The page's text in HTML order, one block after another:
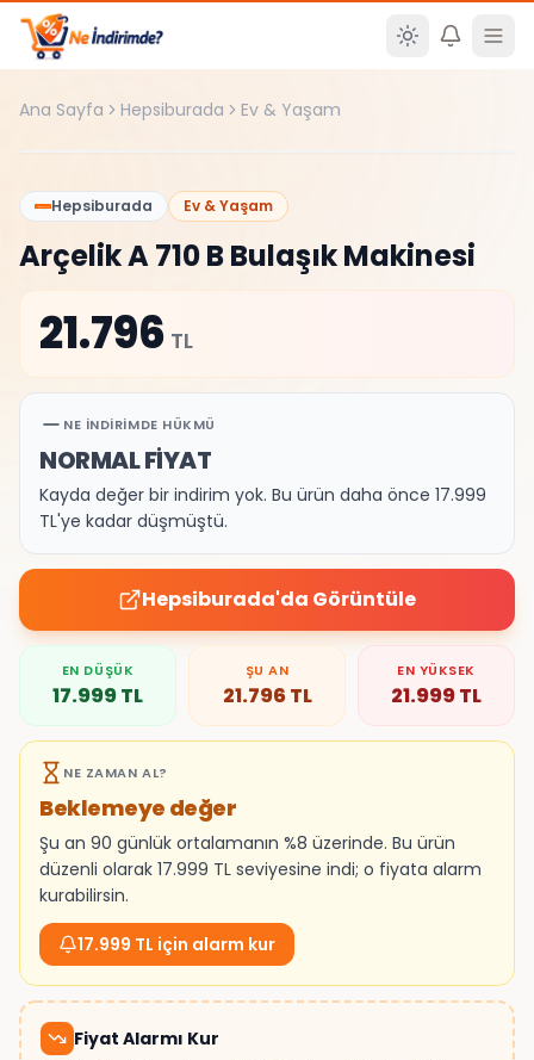
Ana içeriğe atla
Ana Sayfa Hepsiburada Ev & Yaşam
%0
Hepsiburada Ev & Yaşam
Arçelik A 710 B Bulaşık Makinesi
21.796 TL
NE İNDIRIMDE HÜKMÜ
NORMAL FİYAT
Kayda değer bir indirim yok. Bu ürün daha önce 17.999
TL'ye kadar düşmüştü.
Hepsiburada'da Görüntüle
EN DÜŞÜK
17.999TL
ŞU AN
21.796TL
EN YÜKSEK
21.999TL
NE ZAMAN AL?
Beklemeye değer
Şu an 90 günlük ortalamanın %8 üzerinde. Bu ürün
düzenli olarak 17.999 TL seviyesine indi; o fiyata alarm
kurabilirsin.
17.999 TL için alarm kur
Fiyat Alarmı Kur